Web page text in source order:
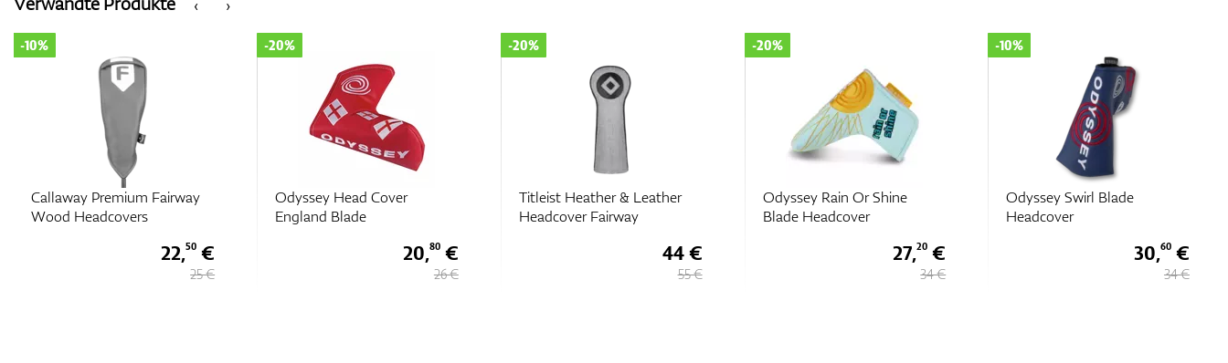
Callaway Premium Fairway
Wood Headcovers
-10%
22,50 €
25 €
Odyssey Head Cover
England Blade
-20%
20,80€
26 €
Titleist Heather & Leather
Headcover Fairway
-20%
44 €
55 €
Odyssey Rain Or Shine
Blade Headcover
-20%
27,20 €
34 €
Odyssey Swirl Blade
Headcover
-10%
30,60€
34 €